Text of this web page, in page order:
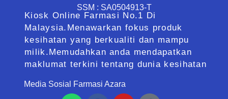
SSM : SA0504913-T
Kiosk Online Farmasi No.1 Di
Malaysia.Menawarkan fokus produk
kesihatan yang berkualiti dan mampu
milik.Memudahkan anda mendapatkan
maklumat terkini tentang dunia kesihatan
Media Sosial Farmasi Azara